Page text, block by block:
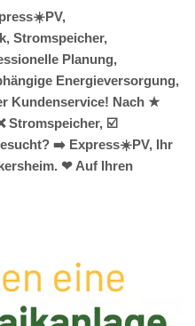
Stromspeicher,
Planung,
Energieversorgung,
Kundenservice! Nach ★
Stromspeicher, ☑️
➡️ Express☀️PV️, Ihr
❤ Auf Ihren